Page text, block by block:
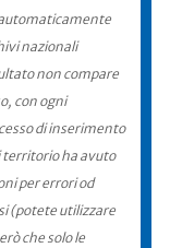
nazionali
non compare
con ogni
di inserimento
territorio ha avuto
per errori od
(potete utilizzare
che solo le